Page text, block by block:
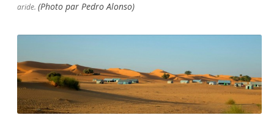
aride. (Photo par Pedro Alonso)